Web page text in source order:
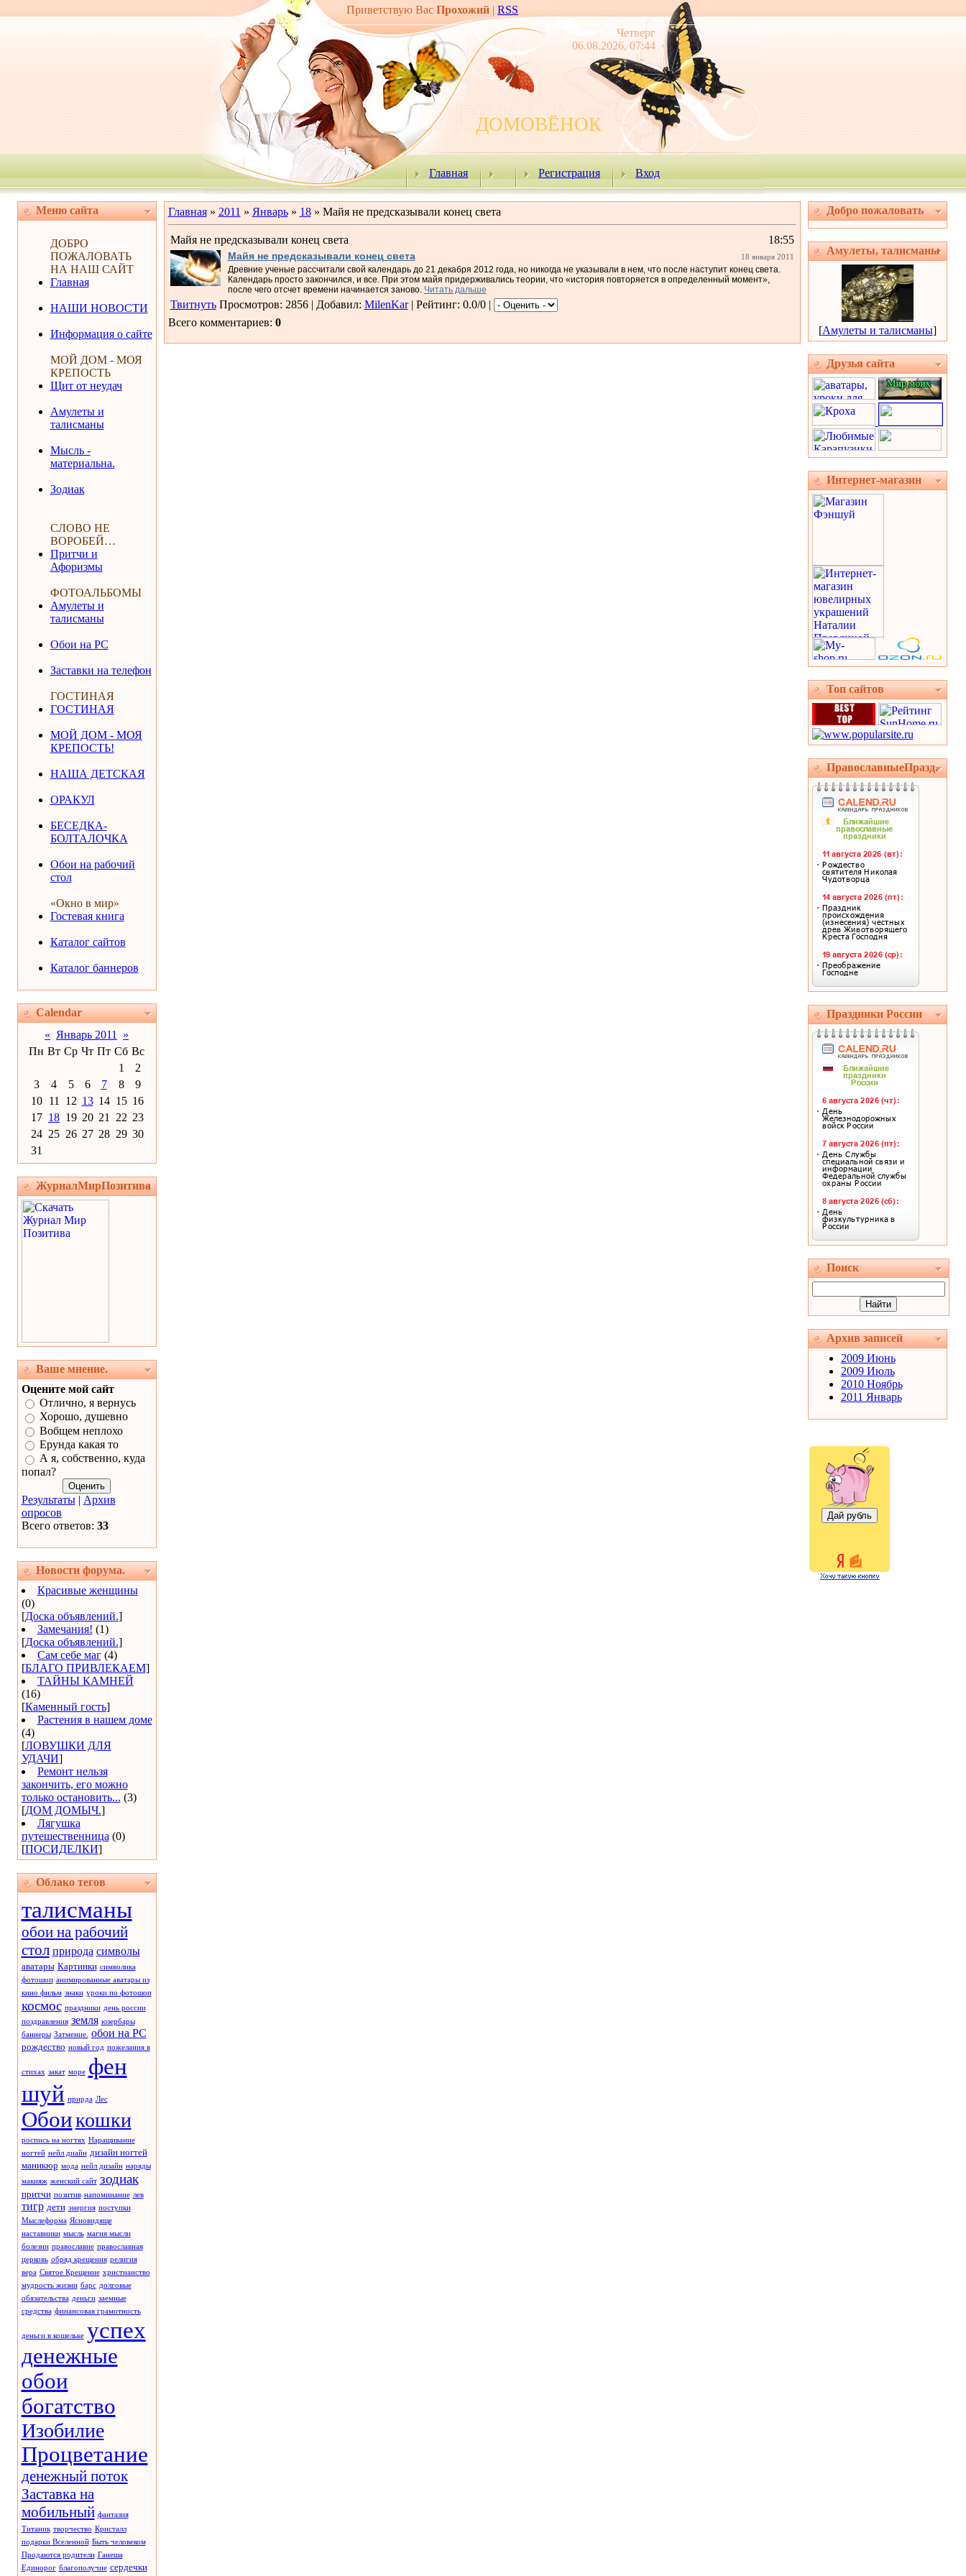
Приветствую Вас Прохожий | RSS
Четверг
06.08.2026, 07:44
ДОМОВЁНОК
Главная Регистрация Вход
Меню сайта
ДОБРО
ПОЖАЛОВАТЬ
НА НАШ САЙТ
Главная
НАШИ НОВОСТИ
Информация о сайте
МОЙ ДОМ - МОЯ
КРЕПОСТЬ
Щит от неудач
Амулеты и
талисманы
Мысль -
материальна.
Зодиак
СЛОВО НЕ
ВОРОБЕЙ…
Притчи и
Афоризмы
ФОТОАЛЬБОМЫ
Амулеты и
талисманы
Обои на РС
Заставки на телефон
ГОСТИНАЯ
ГОСТИНАЯ
МОЙ ДОМ - МОЯ
КРЕПОСТЬ!
НАША ДЕТСКАЯ
ОРАКУЛ
БЕСЕДКА-
БОЛТАЛОЧКА
Обои на рабочий
стол
«Окно в мир»
Гостевая книга
Каталог сайтов
Каталог баннеров
Calendar
« Январь 2011
»
Пн Вт Ср Чт Пт Сб Вс
1
2
3
4 5 6 7 8
9
10
11 12 13 14 15 16
17 18 19 20 21 22 23
24 25 26 27 28 29 30
31
ЖурналМирПозитива
Ваше мнение.
Оцените мой сайт
Отлично, я вернусь
Хорошо, душевно
Вобщем неплохо
Ерунда какая то
А я, собственно, куда
попал?
Результаты| Архив
опросов
Всего ответов: 33
Новости форума.
Красивые женщины
(0)
[Доска объявлений.]
Замечания! (1)
[Доска объявлений.]
Сам себе маг (4)
[БЛАГО ПРИВЛЕКАЕМ]
ТАЙНЫ КАМНЕЙ
(16)
[Каменный гость]
Растения в нашем доме
(4)
[ЛОВУШКИ ДЛЯ
УДАЧИ]
Ремонт нельзя
закончить, его можно
только остановить... (3)
[ДОМ ДОМЫЧ.]
Лягушка
путешественница (0)
[ПОСИДЕЛКИ]
Облако тегов
талисманы
обои на рабочий
стол природа символы
аватары Картинки символика
фотошоп анимированные аватары из
кино фильм знаки уроки по фотошоп
космос праздники день россии
поздравления земля юзербары
баннеры Затмение. обои на РС
рождество новый год пожелания в
стихах закат море фен
шуй прирда Лес
Обоикошки
роспись на ногтях Наращивание
ногтей нейл диайн дизайн ногтей
маникюр мода нейл дизайн наряды
макияж женский сайт зодиак
притчи позитив напоминание лев
тигр дети энергия поступки
Мыслеформа Ясновидяще
наставники мысль магия мысли
болезни православие православная
церковь обряд крещения религия
вера Святое Крещение христианство
мудрость жизни барс долговые
обязательства деньги заемные
средства финансовая грамотность
деньги в кошельке успех
денежные
обои
богатство
Изобилие
Процветание
денежный поток
Заставка на
мобильный фантазия
Титаник творчество Кристалл
подарки Вселенной Быть человеком
Продаются родители Ганеша
Единорог благополучие сердечки
Главная» 2011 » Январь » 18» Майя не предсказывали конец света
Майя не предсказывали конец света 18:55
18 января 2011
Майя не предсказывали конец света
Древние ученые рассчитали свой календарь до 21 декабря 2012 года, но никогда не указывали в нем, что после наступит конец света.
Календарь просто закончился, и все. При этом майя придерживались теории, что «история повторяется в определенный момент»,
после чего отсчет времени начинается заново. Читать дальше
Твитнуть Просмотров: 2856 | Добавил: MilenKar| Рейтинг: 0.0/0 |
Всего комментариев: 0
Добро пожаловать
Амулеты, талисманы
[Амулеты и талисманы]
Друзья сайта
Интернет-магазин
Топ сайтов
ПравославныеПразд.
Праздники России
Поиск
Архив записей
2009 Июнь
2009 Июль
2010 Ноябрь
2011 Январь